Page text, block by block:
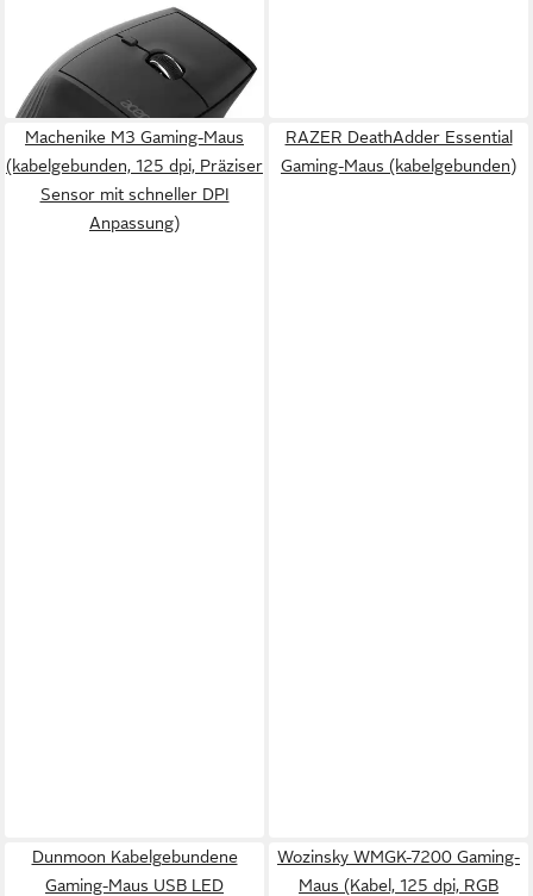
Smart Fit Maus Ergonomische
Maus Maus
ab 61,47 €
lieferbar - in 2-3 Werktagen bei dir
Machenike M3 Gaming-Maus
(kabelgebunden, 125 dpi, Präziser
Sensor mit schneller DPI
Anpassung)
RAZER DeathAdder Essential
Gaming-Maus (kabelgebunden)
Dunmoon Kabelgebundene
Gaming-Maus USB LED
Wozinsky WMGK-7200 Gaming-
Maus (Kabel, 125 dpi, RGB